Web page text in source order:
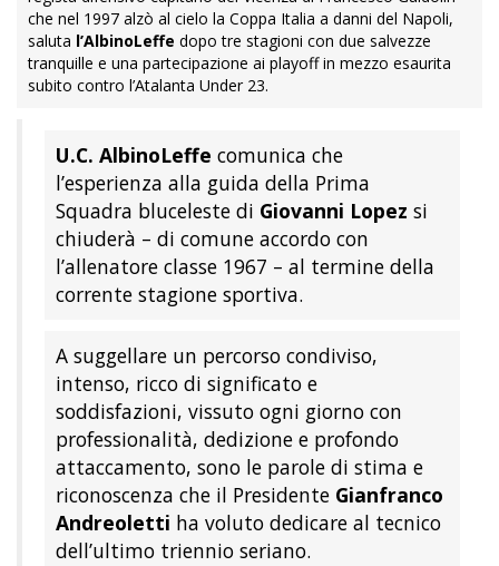
che nel 1997 alzò al cielo la Coppa Italia a danni del Napoli,
saluta l’AlbinoLeffe dopo tre stagioni con due salvezze
tranquille e una partecipazione ai playoff in mezzo esaurita
subito contro l’Atalanta Under 23.
U.C. AlbinoLeffe comunica che
l’esperienza alla guida della Prima
Squadra bluceleste di Giovanni Lopez si
chiuderà – di comune accordo con
l’allenatore classe 1967 – al termine della
corrente stagione sportiva.
A suggellare un percorso condiviso,
intenso, ricco di significato e
soddisfazioni, vissuto ogni giorno con
professionalità, dedizione e profondo
attaccamento, sono le parole di stima e
riconoscenza che il Presidente Gianfranco
Andreoletti ha voluto dedicare al tecnico
dell’ultimo triennio seriano.